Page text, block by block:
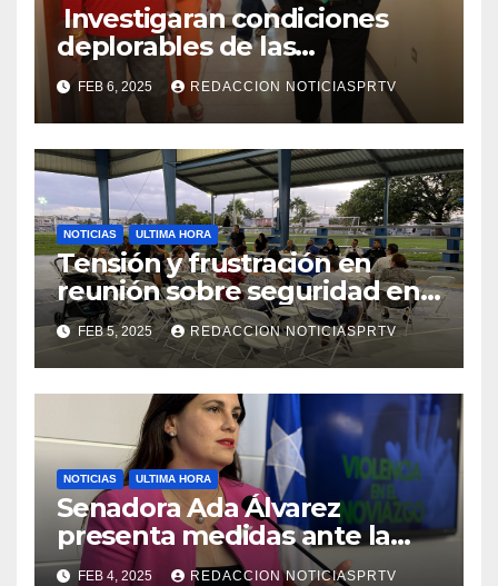
Investigaran condiciones
deplorables de las
facilidades el Departamento
de la Salud en Mayagüez
FEB 6, 2025 REDACCION NOTICIASPRTV
NOTICIAS ULTIMA HORA
Tensión y frustración en
reunión sobre seguridad en
Reparto Metropolitano
FEB 5, 2025 REDACCION NOTICIASPRTV
NOTICIAS ULTIMA HORA
Senadora Ada Álvarez
presenta medidas ante la
violencia en el noviazgo
FEB 4, 2025 REDACCION NOTICIASPRTV